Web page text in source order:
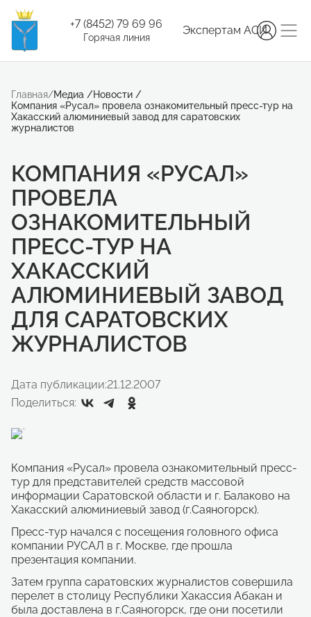
+7 (8452) 79 69 96
Горячая линия
Экспертам АСИ
Главная/Медиа /Новости /
Компания «Русал» провела ознакомительный пресс-тур на
Хакасский алюминиевый завод для саратовских
журналистов
КОМПАНИЯ «РУСАЛ»
ПРОВЕЛА
ОЗНАКОМИТЕЛЬНЫЙ
ПРЕСС-ТУР НА
ХАКАССКИЙ
АЛЮМИНИЕВЫЙ ЗАВОД
ДЛЯ САРАТОВСКИХ
ЖУРНАЛИСТОВ
Дата публикации:21.12.2007
Поделиться:
Компания «Русал» провела ознакомительный пресс-
тур для представителей средств массовой
информации Саратовской области и г. Балаково на
Хакасский алюминиевый завод (г.Саяногорск).
Пресс-тур начался с посещения головного офиса
компании РУСАЛ в г. Москве, где прошла
презентация компании.
Затем группа саратовских журналистов совершила
перелет в столицу Республики Хакассия Абакан и
была доставлена в г.Саяногорск, где они посетили